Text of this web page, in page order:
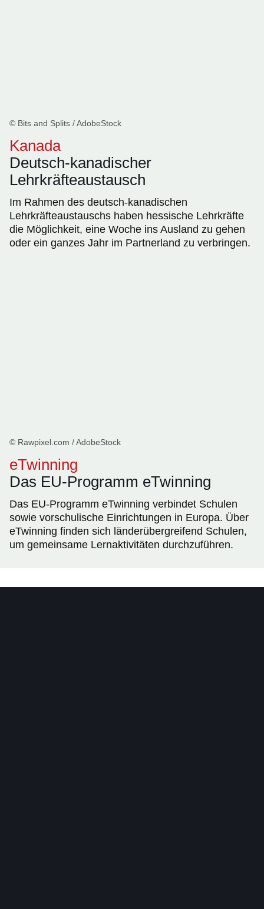
© Bits and Splits / AdobeStock
Kanada
Deutsch-kanadischer
Lehrkräfteaustausch
Im Rahmen des deutsch-kanadischen
Lehrkräfteaustauschs haben hessische Lehrkräfte
die Möglichkeit, eine Woche ins Ausland zu gehen
oder ein ganzes Jahr im Partnerland zu verbringen.
© Rawpixel.com / AdobeStock
eTwinning
Das EU-Programm eTwinning
Das EU-Programm eTwinning verbindet Schulen
sowie vorschulische Einrichtungen in Europa. Über
eTwinning finden sich länderübergreifend Schulen,
um gemeinsame Lernaktivitäten durchzuführen.